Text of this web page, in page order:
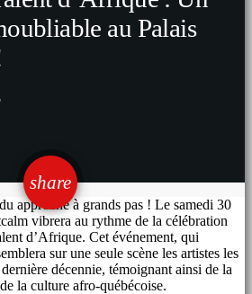
au Palais
share
email
approche à grands pas ! Le samedi 30
vibrera au rythme de la célébration
d’Afrique. Cet événement, qui
sur une seule scène les artistes les
décennie, témoignant ainsi de la
la culture afro-québécoise.